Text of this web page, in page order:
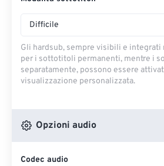
Difficile
Gli hardsub, sempre visibili e integrati
per i sottotitoli permanenti, mentre i
separatamente, possono essere
visualizzazione personalizzata.
Opzioni audio
Codec audio